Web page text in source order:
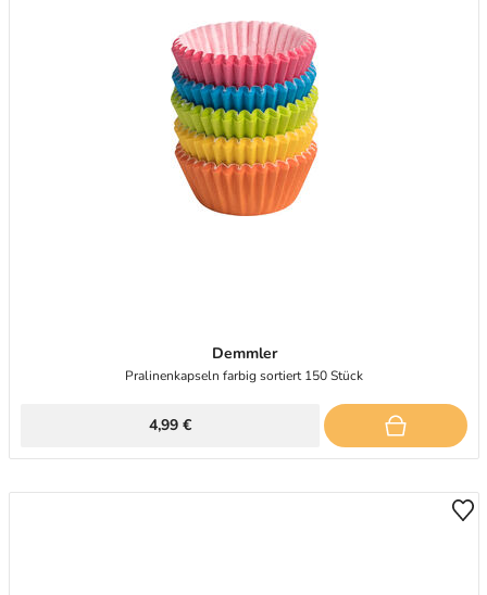
Demmler
Pralinenkapseln farbig sortiert 150 Stück
4,99 €